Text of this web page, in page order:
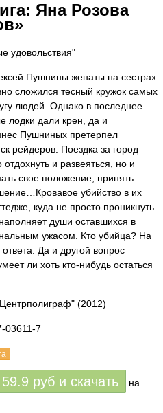
Яна Розова
удовольствия"
Пушнины женаты на сестрах
сложился тесный кружок самых
людей. Однако в последнее
лодки дали крен, да и
Пушниных претерпел
рейдеров. Поездка за город –
отдохнуть и развеяться, но и
свое положение, принять
убийство в их
куда не просто проникнуть
души оставшихся в
ужасом. Кто убийца? На
ответа. Да и другой вопрос
ли хоть кто-нибудь остаться
(2012)
03611-7
59.9 руб и скачать
на